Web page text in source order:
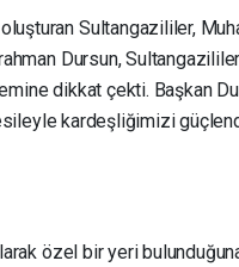
oluşturan Sultangazililer,
Dursun,
dikkat çekti. Başkan
kardeşliğimizi
özel bir yeri